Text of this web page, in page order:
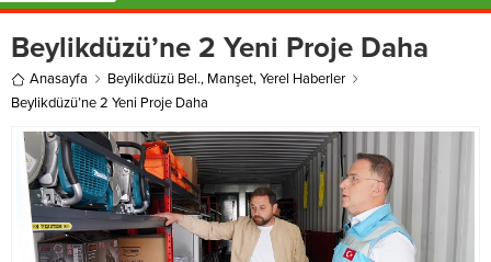
Beylikdüzü’ne 2 Yeni Proje Daha
Anasayfa Beylikdüzü Bel., Manşet,Yerel Haberler
Beylikdüzü’ne 2 Yeni Proje Daha